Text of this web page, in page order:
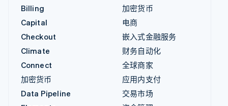
Billing
Capital
Checkout
Climate
Connect
加密货币
Data Pipeline
加密货币
电商
嵌入式金融服务
财务自动化
全球商家
应用内支付
交易市场